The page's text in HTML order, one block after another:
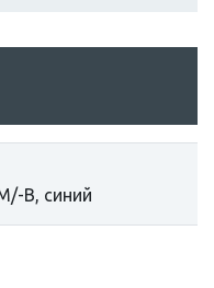
B, синий